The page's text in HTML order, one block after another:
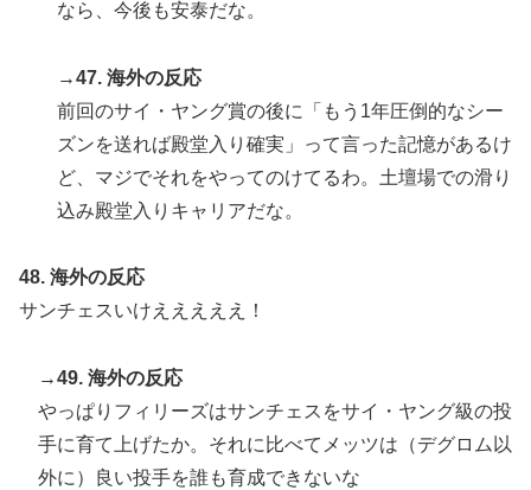
なら、今後も安泰だな。
→47. 海外の反応
前回のサイ・ヤング賞の後に「もう1年圧倒的なシー
ズンを送れば殿堂入り確実」って言った記憶があるけ
ど、マジでそれをやってのけてるわ。土壇場での滑り
込み殿堂入りキャリアだな。
48. 海外の反応
サンチェスいけえええええ！
→49. 海外の反応
やっぱりフィリーズはサンチェスをサイ・ヤング級の投
手に育て上げたか。それに比べてメッツは（デグロム以
外に）良い投手を誰も育成できないな